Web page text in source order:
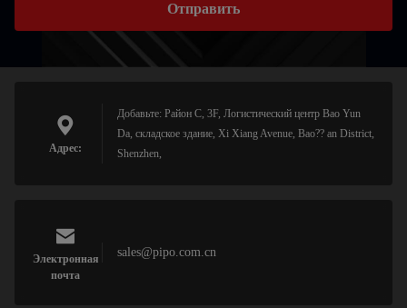
Отправить
Адрес:
Добавьте: Район C, 3F, Логистический центр Bao Yun
Da, складское здание, Xi Xiang Avenue, Bao?? an District,
Shenzhen,
Электронная
почта
sales@pipo.com.cn